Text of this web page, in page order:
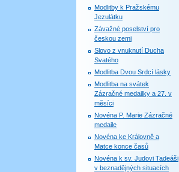
Modlitby k Pražskému
Jezulátku
Závažné poselství pro
českou zemi
Slovo z vnuknutí Ducha
Svatého
Modlitba Dvou Srdcí lásky
Modlitba na svátek
Zázračné medailky a 27. v
měsíci
Novéna P. Marie Zázračné
medaile
Novéna ke Královně a
Matce konce časů
Novéna k sv. Judovi Tadeáši
v beznadějných situacích